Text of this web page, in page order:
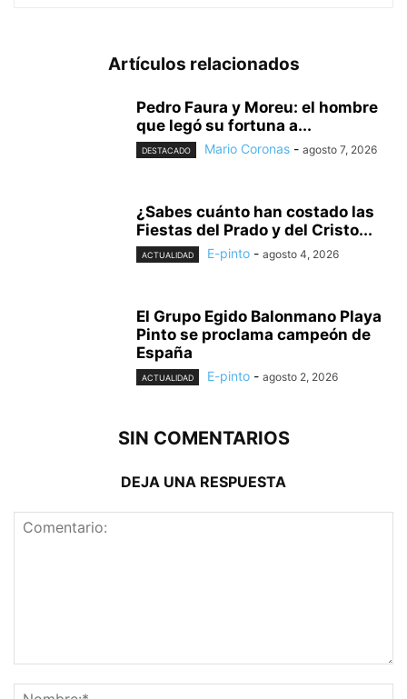
Artículos relacionados
Pedro Faura y Moreu: el hombre
que legó su fortuna a...
DESTACADO Mario Coronas - agosto 7, 2026
¿Sabes cuánto han costado las
Fiestas del Prado y del Cristo...
ACTUALIDAD E-pinto - agosto 4, 2026
El Grupo Egido Balonmano Playa
Pinto se proclama campeón de
España
ACTUALIDAD E-pinto - agosto 2, 2026
SIN COMENTARIOS
DEJA UNA RESPUESTA